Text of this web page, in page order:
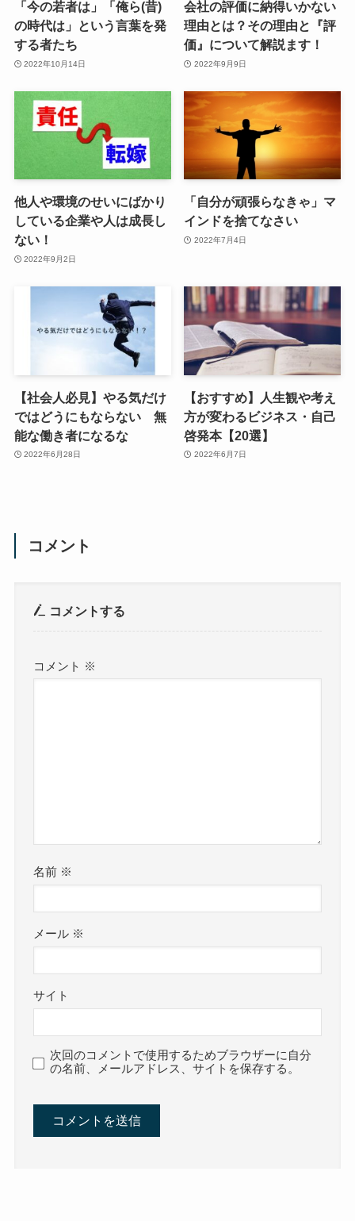
「今の若者は」「俺ら(昔)
の時代は」という言葉を発
する者たち
2022年10月14日
会社の評価に納得いかない
理由とは？その理由と『評
価』について解説ます！
2022年9月9日
他人や環境のせいにばかり
している企業や人は成長し
ない！
2022年9月2日
「自分が頑張らなきゃ」マ
インドを捨てなさい
2022年7月4日
【社会人必見】やる気だけ
ではどうにもならない 無
能な働き者になるな
2022年6月28日
【おすすめ】人生観や考え
方が変わるビジネス・自己
啓発本【20選】
2022年6月7日
コメント
コメントする
コメント ※
名前 ※
メール ※
サイト
次回のコメントで使用するためブラウザーに自分
の名前、メールアドレス、サイトを保存する。